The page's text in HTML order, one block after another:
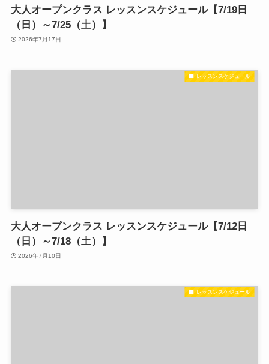
大人オープンクラス レッスンスケジュール【7/19日
（日）～7/25（土）】
2026年7月17日
レッスンスケジュール
大人オープンクラス レッスンスケジュール【7/12日
（日）～7/18（土）】
2026年7月10日
レッスンスケジュール